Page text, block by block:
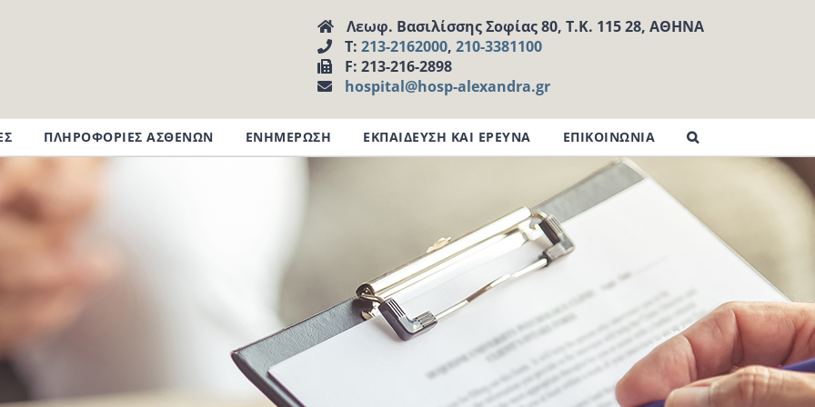
Λεωφ. Βασιλίσσης Σοφίας 80, Τ.Κ. 115 28, ΑΘΗΝΑ
Τ: 213-2162000, 210-3381100
F: 213-216-2898
hospital@hosp-alexandra.gr
ΠΛΗΡΟΦΟΡΙΕΣ ΑΣΘΕΝΩΝ ΕΝΗΜΕΡΩΣΗ ΕΚΠΑΙΔΕΥΣΗ ΚΑΙ ΕΡΕΥΝΑ ΕΠΙΚΟΙΝΩΝΙΑ